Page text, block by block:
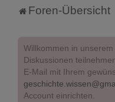
Foren-Übersicht
Willkommen in
Diskussionen
E-Mail mit Ihrem
Account einrichten.